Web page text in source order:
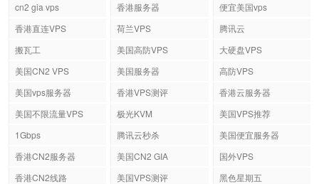
cn2 gia vps
香港服务器
便宜美国vps
香港直连VPS
荷兰VPS
腾讯云
搬瓦工
美国高防VPS
大硬盘VPS
美国CN2 VPS
美国服务器
高防VPS
美国vps服务器
香港VPS测评
香港云服务器
美国不限流量VPS
极光KVM
美国VPS推荐
1Gbps
腾讯云秒杀
美国便宜服务器
香港CN2服务器
美国CN2 GIA
国外VPS
香港CN2线路
美国VPS测评
黑色星期五